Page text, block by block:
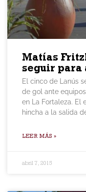
Matías
seguir para
El cinco de Lanús
de gol ante
en La Fortaleza. El
hincha a la salida
LEER MÁS »
abril 7, 2015